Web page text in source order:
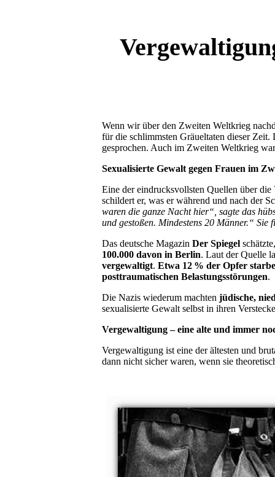
Wenn wir über den Zweiten Weltkrieg
für die schlimmsten Gräueltaten dieser
gesprochen. Auch im Zweiten Weltkrieg
Sexualisierte Gewalt gegen Frauen im
Eine der eindrucksvollsten Quellen über
schildert er, was er während und nach der
waren die ganze Nacht hier“, sagte das
und gestoßen. Mindestens 20 Männer.“ Sie
Das deutsche Magazin Der Spiegel
100.000 davon in Berlin. Laut der Quelle
vergewaltigt. Etwa 12 % der Opfer
posttraumatischen Belastungsstörungen.
Die Nazis wiederum machten jüdische,
sexualisierte Gewalt selbst in ihren
Vergewaltigung – eine alte und immer
Vergewaltigung ist eine der ältesten und
dann nicht sicher waren, wenn sie